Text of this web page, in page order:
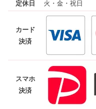
定休日
火・金・祝日
カード
決済
スマホ
決済